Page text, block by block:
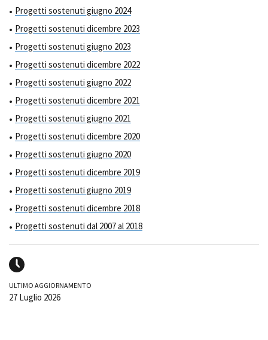
Progetti sostenuti giugno 2024
Progetti sostenuti dicembre 2023
Progetti sostenuti giugno 2023
Progetti sostenuti dicembre 2022
Progetti sostenuti giugno 2022
Progetti sostenuti dicembre 2021
Progetti sostenuti giugno 2021
Progetti sostenuti dicembre 2020
Progetti sostenuti giugno 2020
Progetti sostenuti dicembre 2019
Progetti sostenuti giugno 2019
Progetti sostenuti dicembre 2018
Progetti sostenuti dal 2007 al 2018
ULTIMO AGGIORNAMENTO
27 Luglio 2026